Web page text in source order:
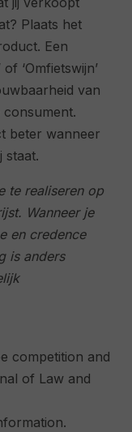
Plaats het
Een
‘Omfietswijn’
van
beter wanneer
staat.
te realiseren op
Wanneer je
en credence
is anders
competition and
of Law and